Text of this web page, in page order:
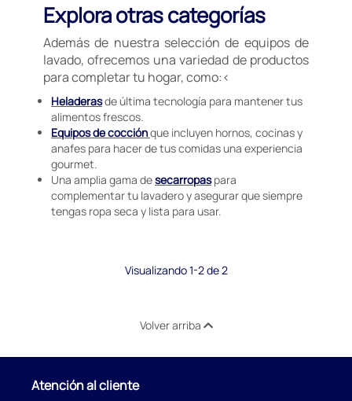
Explora otras categorías
Además de nuestra selección de equipos de
lavado, ofrecemos una variedad de productos
para completar tu hogar, como:<
Heladerasde última tecnología para mantener tus
alimentos frescos.
Equipos de cocciónque incluyen hornos, cocinas y
anafes para hacer de tus comidas una experiencia
gourmet.
Una amplia gama desecarropaspara
complementar tu lavadero y asegurar que siempre
tengas ropa seca y lista para usar.
Visualizando 1-2 de 2
Volver arriba
Atención al cliente